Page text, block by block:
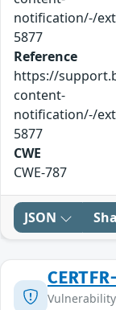
notification/-/
5877
Reference
https://
content-
notification/-/
5877
CWE
CWE-787
JSON